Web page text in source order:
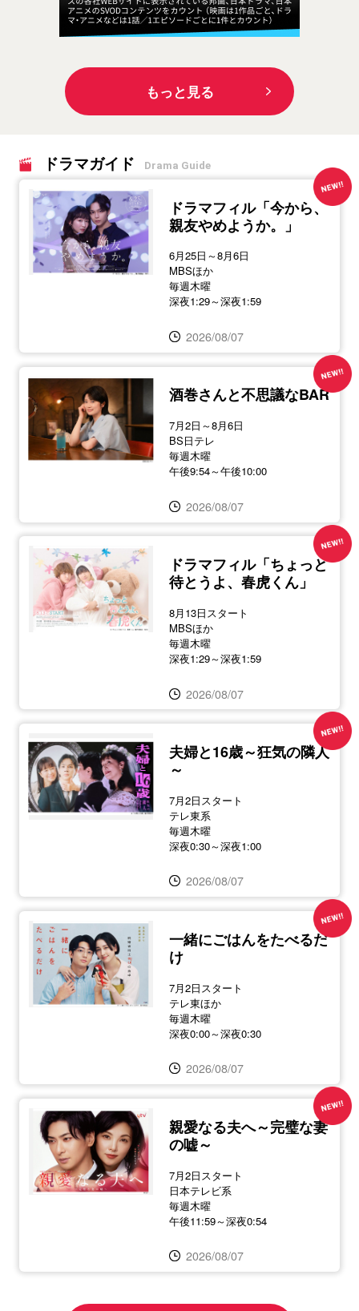
もっと見る
ドラマガイド Drama Guide
ドラマフィル「今から、
親友やめようか。」
6月25日～8月6日
MBSほか
毎週木曜
深夜1:29～深夜1:59
2026/08/07
酒巻さんと不思議なBAR
7月2日～8月6日
BS日テレ
毎週木曜
午後9:54～午後10:00
2026/08/07
ドラマフィル「ちょっと
待とうよ、春虎くん」
8月13日スタート
MBSほか
毎週木曜
深夜1:29～深夜1:59
2026/08/07
夫婦と16歳～狂気の隣人
～
7月2日スタート
テレ東系
毎週木曜
深夜0:30～深夜1:00
2026/08/07
一緒にごはんをたべるだ
け
7月2日スタート
テレ東ほか
毎週木曜
深夜0:00～深夜0:30
2026/08/07
親愛なる夫へ～完璧な妻
の嘘～
7月2日スタート
日本テレビ系
毎週木曜
午後11:59～深夜0:54
2026/08/07